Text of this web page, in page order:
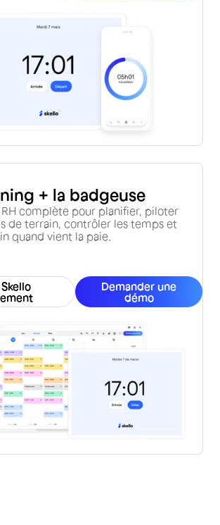
+ la badgeuse
RH complète pour planifier, piloter
de terrain, contrôler les temps et
quand vient la paie.
Demander une
démo